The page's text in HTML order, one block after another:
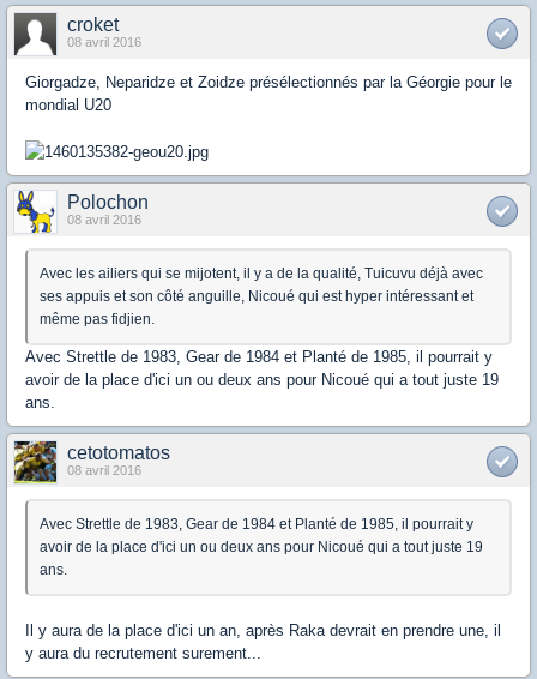
croket
08 avril 2016
Giorgadze, Neparidze et Zoidze présélectionnés par la Géorgie pour le
mondial U20
Polochon
08 avril 2016
Avec les ailiers qui se mijotent, il y a de la qualité, Tuicuvu déjà avec
ses appuis et son côté anguille, Nicoué qui est hyper intéressant et
même pas fidjien.
Avec Strettle de 1983, Gear de 1984 et Planté de 1985, il pourrait y
avoir de la place d'ici un ou deux ans pour Nicoué qui a tout juste 19
ans.
cetotomatos
08 avril 2016
Avec Strettle de 1983, Gear de 1984 et Planté de 1985, il pourrait y
avoir de la place d'ici un ou deux ans pour Nicoué qui a tout juste 19
ans.
Il y aura de la place d'ici un an, après Raka devrait en prendre une, il
y aura du recrutement surement...